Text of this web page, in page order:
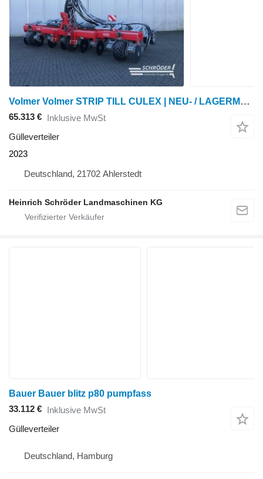
Volmer Volmer STRIP TILL CULEX | NEU- / LAGERMASCHINE
65.313 € Inklusive MwSt
Gülleverteiler
2023
Deutschland, 21702 Ahlerstedt
Heinrich Schröder Landmaschinen KG
Bauer Bauer blitz p80 pumpfass
33.112 € Inklusive MwSt
Gülleverteiler
Deutschland, Hamburg